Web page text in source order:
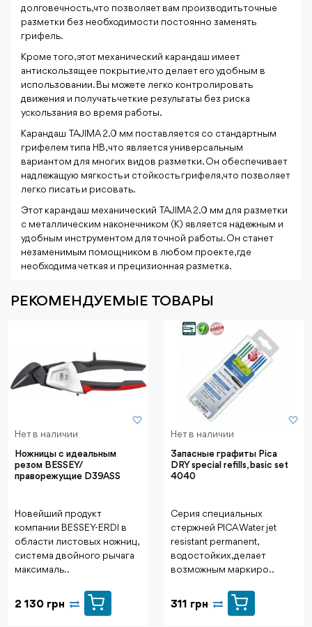
долговечность, что позволяет вам производить точные
разметки без необходимости постоянно заменять
грифель.
Кроме того, этот механический карандаш имеет
антискользящее покрытие, что делает его удобным в
использовании. Вы можете легко контролировать
движения и получать четкие результаты без риска
ускользания во время работы.
Карандаш TAJIMA 2.0 мм поставляется со стандартным
грифелем типа HB, что является универсальным
вариантом для многих видов разметки. Он обеспечивает
надлежащую мягкость и стойкость грифеля, что позволяет
легко писать и рисовать.
Этот карандаш механический TAJIMA 2.0 мм для разметки
с металлическим наконечником (К) является надежным и
удобным инструментом для точной работы. Он станет
незаменимым помощником в любом проекте, где
необходима четкая и прецизионная разметка.
РЕКОМЕНДУЕМЫЕ ТОВАРЫ
Нет в наличии
Ножницы с идеальным
резом BESSEY/
праворежущие D39ASS
Новейший продукт
компании BESSEY-ERDI в
области листовых ножниц,
система двойного рычага
максималь..
2 130 грн
Нет в наличии
Запасные графиты Pica
DRY special refills, basic set
4040
Серия специальных
стержней PICA Water jet
resistant permanent,
водостойких, делает
возможным маркиро..
311 грн